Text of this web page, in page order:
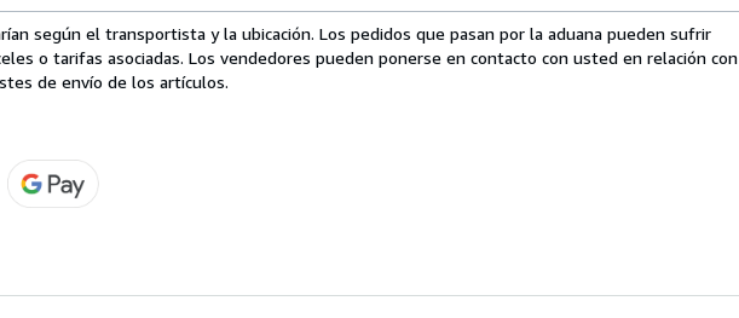
según el transportista y la ubicación. Los pedidos que pasan por la aduana pueden sufrir
o tarifas asociadas. Los vendedores pueden ponerse en contacto con usted en relación con
de envío de los artículos.